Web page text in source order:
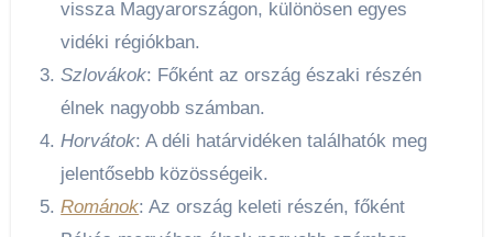
vissza Magyarországon, különösen egyes
vidéki régiókban.
Szlovákok: Főként az ország északi részén
élnek nagyobb számban.
Horvátok: A déli határvidéken találhatók meg
jelentősebb közösségeik.
Románok: Az ország keleti részén, főként